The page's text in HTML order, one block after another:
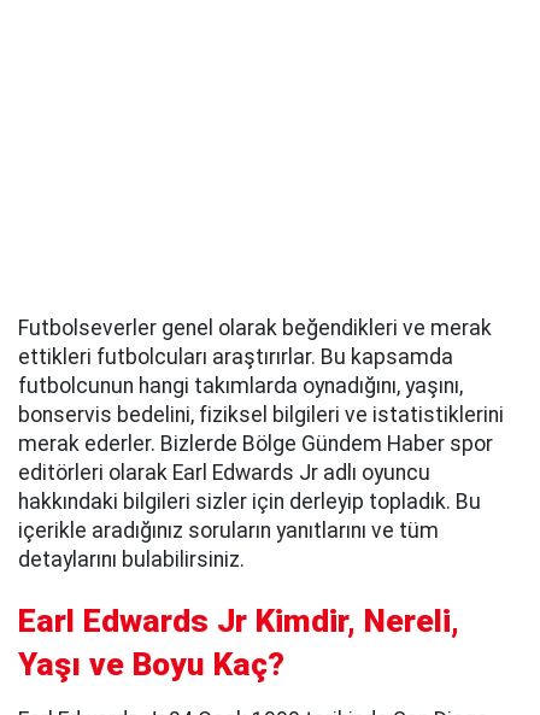
Futbolseverler genel olarak beğendikleri ve merak
ettikleri futbolcuları araştırırlar. Bu kapsamda
futbolcunun hangi takımlarda oynadığını, yaşını,
bonservis bedelini, fiziksel bilgileri ve istatistiklerini
merak ederler. Bizlerde Bölge Gündem Haber spor
editörleri olarak Earl Edwards Jr adlı oyuncu
hakkındaki bilgileri sizler için derleyip topladık. Bu
içerikle aradığınız soruların yanıtlarını ve tüm
detaylarını bulabilirsiniz.
Earl Edwards Jr Kimdir, Nereli,
Yaşı ve Boyu Kaç?